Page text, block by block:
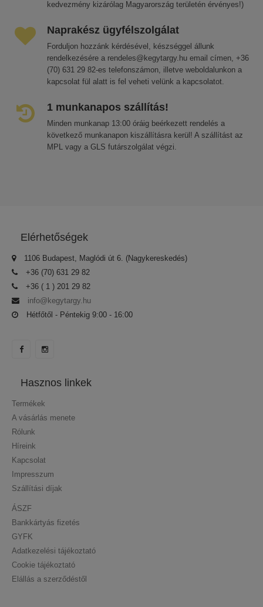
kedvezmény kizárólag Magyarország területén érvényes!)
Naprakész ügyfélszolgálat
Forduljon hozzánk kérdésével, készséggel állunk
rendelkezésére a rendeles@kegytargy.hu email címen, +36
(70) 631 29 82-es telefonszámon, illetve weboldalunkon a
kapcsolat fül alatt is fel veheti velünk a kapcsolatot.
1 munkanapos szállítás!
Minden munkanap 13:00 óráig beérkezett rendelés a
következő munkanapon kiszállításra kerül! A szállítást az
MPL vagy a GLS futárszolgálat végzi.
Elérhetőségek
1106 Budapest, Maglódi út 6. (Nagykereskedés)
+36 (70) 631 29 82
+36 ( 1 ) 201 29 82
info@kegytargy.hu
Hétfőtől - Péntekig 9:00 - 16:00
Hasznos linkek
Termékek
A vásárlás menete
Rólunk
Híreink
Kapcsolat
Impresszum
Szállítási díjak
ÁSZF
Bankkártyás fizetés
GYFK
Adatkezelési tájékoztató
Cookie tájékoztató
Elállás a szerződéstől